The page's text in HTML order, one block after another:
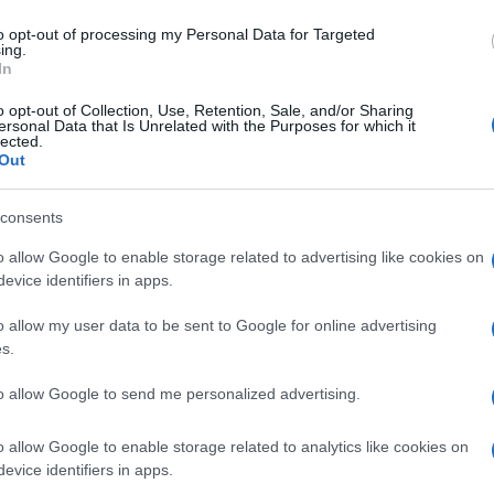
opt-out of processing my Personal Data for Targeted
opt-out of Collection, Use, Retention, Sale, and/or Sharing
Data that Is Unrelated with the Purposes for which it
allow Google to enable storage related to advertising like cookies on
identifiers in apps.
allow my user data to be sent to Google for online advertising
allow Google to send me personalized advertising.
allow Google to enable storage related to analytics like cookies on
identifiers in apps.
opinionista a Ballando con le Stelle ha denunciato
da parte di alcuni no vax : “
con cappello, occhiali, mascherina. Nessuno
qui oggi?” sono stata aggredita in ogni modo
no vax con cappello, occhiali,
il solo fatto di chiedere “perché è qui oggi?” sono
Presto il video integrale su